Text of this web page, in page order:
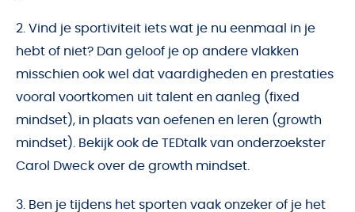
2. Vind je sportiviteit iets wat je nu eenmaal in je
hebt of niet? Dan geloof je op andere vlakken
misschien ook wel dat vaardigheden en prestaties
vooral voortkomen uit talent en aanleg (fixed
mindset), in plaats van oefenen en leren (growth
mindset). Bekijk ook de TEDtalk van onderzoekster
Carol Dweck over de growth mindset.
3. Ben je tijdens het sporten vaak onzeker of je het